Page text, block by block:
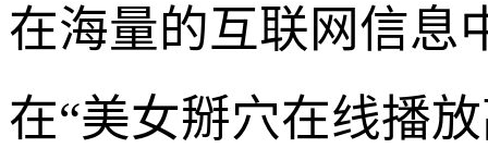
在海量的互联网信息
在“美女掰穴在线播